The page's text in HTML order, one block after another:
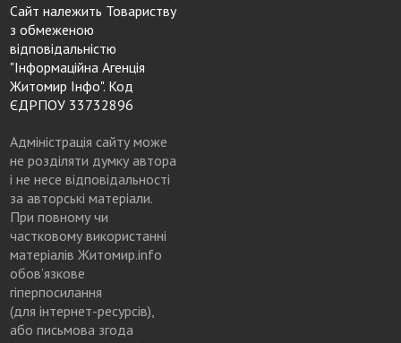
Сайт належить Товариству
з обмеженою
відповідальністю
"Інформаційна Агенція
Житомир Інфо". Код
ЄДРПОУ 33732896
Адміністрація сайту може
не розділяти думку автора
і не несе відповідальності
за авторські матеріали.
При повному чи
частковому використанні
матеріалів Житомир.info
обов’язкове
гіперпосилання
(для інтернет-ресурсів),
або письмова згода